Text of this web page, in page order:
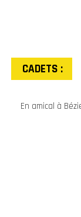
CADETS :
En amical à